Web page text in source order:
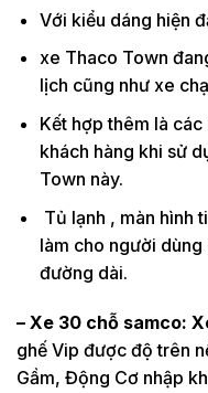
Với kiểu dáng hiện
xe Thaco Town
lịch cũng như xe
Kết hợp thêm là
khách hàng khi sử
Town này.
Tủ lạnh , màn hình
làm cho người
đường dài.
– Xe 30 chỗ samco:
ghế Vip được độ trên
Gầm, Động Cơ nhập